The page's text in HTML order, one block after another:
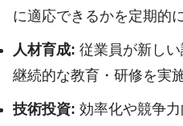
に適応できるかを定期的
人材育成: 従業員が新しい
継続的な教育・研修を実
技術投資: 効率化や競争